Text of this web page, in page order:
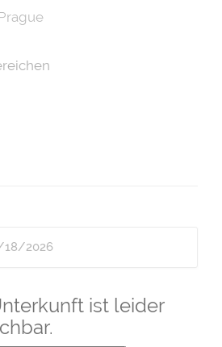
ist leider